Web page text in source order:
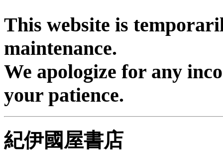
This website is
maintenance.
We apologize for any
your patience.
紀伊國屋書店